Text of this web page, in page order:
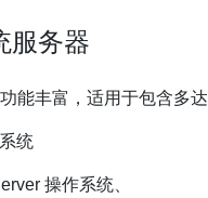
服务器
能丰富，适用于包含多达
统
操作系统、